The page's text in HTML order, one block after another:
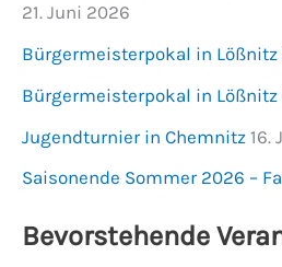
21. Juni 2026
Bürgermeisterpokal in Lößnitz
Bürgermeisterpokal in Lößnitz
Jugendturnier in Chemnitz 16.
Saisonende Sommer 2026 –
Bevorstehende